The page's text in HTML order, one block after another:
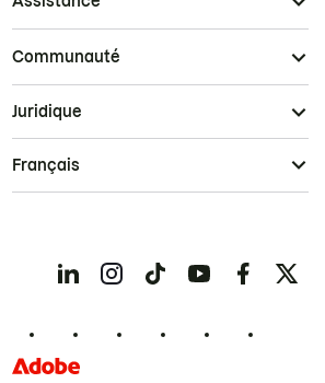
Communauté
Juridique
Français